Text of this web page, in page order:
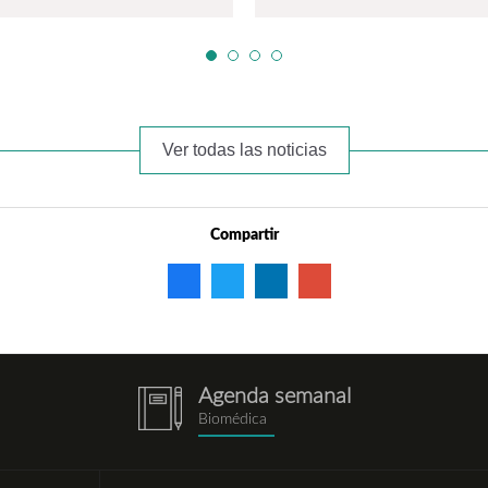
Ver todas las noticias
Compartir
notebook.png
Agenda semanal
Biomédica